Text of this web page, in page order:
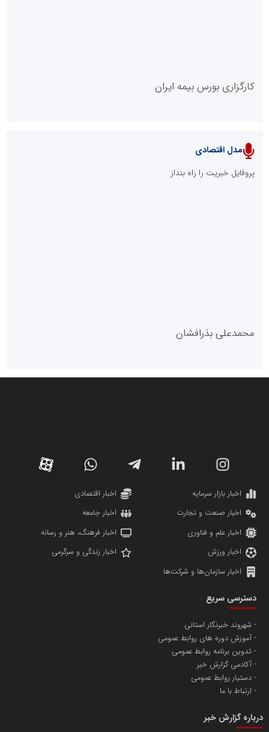
پایگاه خبری نهضت ملی مسکن
پایگاه خبری گفتمان یزد
دانشگاه سئوی ایران
پایگاه اطلاع رسانی اعتلای نهادهای مردمی
کارگزاری بورس بیمه ایران
تامین آهن اسفنجی تولیدکنندگان فولاد در کشور
مدل اقتصادی
پروفایل خبریت را راه بنداز
محمدعلی بذرافشان
مریم حاج نوروز نظری
مسعودصادقی
اخبار بازار سرمایه
اخبار اقتصادی
اخبار صنعت و تجارت
اخبار جامعه
اخبار علم و فناوری
اخبار فرهنگ، هنر و رسانه
اخبار ورزش
اخبار زندگی و سرگرمی
اخبار سازمان‌ها و شرکت‌ها
دسترسی سریع
شهروند خبرنگار استانی
آموزش دوره های روابط عمومی
تدوین برنامه روابط عمومی
آکادمی گزارش خبر
دستیار روابط عمومی
ارتباط با ما
درباره گزارش خبر